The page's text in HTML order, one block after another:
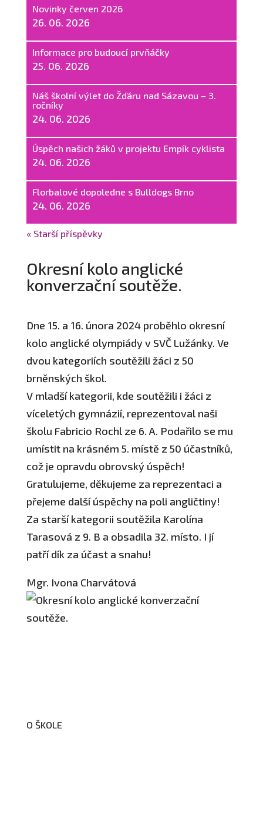
Novinky červen 2026
26. 06. 2026
Informace pro budoucí prvňáčky
25. 06. 2026
Náš školní výlet do Žďáru nad Sázavou – 3.
ročníky
24. 06. 2026
Úspěch našich žáků v projektu Empík cyklista
24. 06. 2026
Florbalové dopoledne s Bulldogs Brno
24. 06. 2026
« Starší příspěvky
Okresní kolo anglické
konverzační soutěže.
Dne 15. a 16. února 2024 proběhlo okresní
kolo anglické olympiády v SVČ Lužánky. Ve
dvou kategoriích soutěžili žáci z 50
brněnských škol.
V mladší kategorii, kde soutěžili i žáci z
víceletých gymnázií, reprezentoval naši
školu Fabricio Rochl ze 6. A. Podařilo se mu
umístit na krásném 5. místě z 50 účastníků,
což je opravdu obrovský úspěch!
Gratulujeme, děkujeme za reprezentaci a
přejeme další úspěchy na poli angličtiny!
Za starší kategorii soutěžila Karolína
Tarasová z 9. B a obsadila 32. místo. I jí
patří dík za účast a snahu!
Mgr. Ivona Charvátová
O ŠKOLE